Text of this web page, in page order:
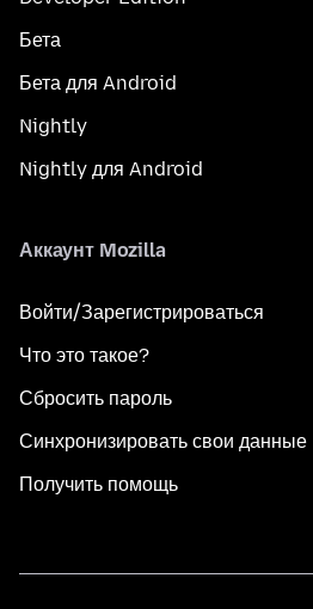
Бета
Бета для Android
Nightly
Nightly для Android
Аккаунт Mozilla
Войти/Зарегистрироваться
Что это такое?
Сбросить пароль
Синхронизировать свои данные
Получить помощь